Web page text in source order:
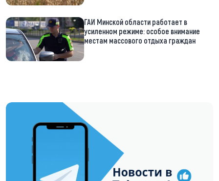
ГАИ Минской области работает в
усиленном режиме: особое внимание
местам массового отдыха граждан
https://t.me/minskctvby